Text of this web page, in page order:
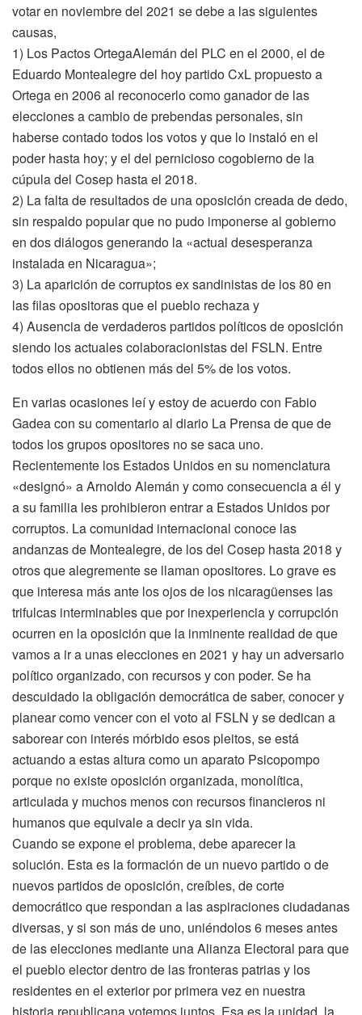
votar en noviembre del 2021 se debe a las siguientes
causas,
1) Los Pactos OrtegaAlemán del PLC en el 2000, el de
Eduardo Montealegre del hoy partido CxL propuesto a
Ortega en 2006 al reconocerlo como ganador de las
elecciones a cambio de prebendas personales, sin
haberse contado todos los votos y que lo instaló en el
poder hasta hoy; y el del pernicioso cogobierno de la
cúpula del Cosep hasta el 2018.
2) La falta de resultados de una oposición creada de dedo,
sin respaldo popular que no pudo imponerse al gobierno
en dos diálogos generando la «actual desesperanza
instalada en Nicaragua»;
3) La aparición de corruptos ex sandinistas de los 80 en
las filas opositoras que el pueblo rechaza y
4) Ausencia de verdaderos partidos políticos de oposición
siendo los actuales colaboracionistas del FSLN. Entre
todos ellos no obtienen más del 5% de los votos.
En varias ocasiones leí y estoy de acuerdo con Fabio
Gadea con su comentario al diario La Prensa de que de
todos los grupos opositores no se saca uno.
Recientemente los Estados Unidos en su nomenclatura
«designó» a Arnoldo Alemán y como consecuencia a él y
a su familia les prohibieron entrar a Estados Unidos por
corruptos. La comunidad internacional conoce las
andanzas de Montealegre, de los del Cosep hasta 2018 y
otros que alegremente se llaman opositores. Lo grave es
que interesa más ante los ojos de los nicaragüenses las
trifulcas interminables que por inexperiencia y corrupción
ocurren en la oposición que la inminente realidad de que
vamos a ir a unas elecciones en 2021 y hay un adversario
político organizado, con recursos y con poder. Se ha
descuidado la obligación democrática de saber, conocer y
planear como vencer con el voto al FSLN y se dedican a
saborear con interés mórbido esos pleitos, se está
actuando a estas altura como un aparato Psicopompo
porque no existe oposición organizada, monolítica,
articulada y muchos menos con recursos financieros ni
humanos que equivale a decir ya sin vida.
Cuando se expone el problema, debe aparecer la
solución. Esta es la formación de un nuevo partido o de
nuevos partidos de oposición, creíbles, de corte
democrático que respondan a las aspiraciones ciudadanas
diversas, y si son más de uno, uniéndolos 6 meses antes
de las elecciones mediante una Alianza Electoral para que
el pueblo elector dentro de las fronteras patrias y los
residentes en el exterior por primera vez en nuestra
historia republicana votemos juntos. Esa es la unidad, la